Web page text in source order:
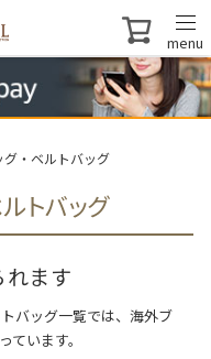
menu
グ・ベルトバッグ
トバッグ
れます
バッグ一覧では、海外ブ
います。